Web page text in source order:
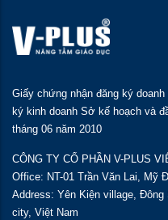
Giấy chứng nhận đăng ký
ký kinh doanh Sở kế hoạch và
tháng 06 năm 2010
CÔNG TY CỔ PHẦN V-PLUS
Office: NT-01 Trần Văn Lai, Mỹ
Address: Yên Kiện village,
city, Việt Nam